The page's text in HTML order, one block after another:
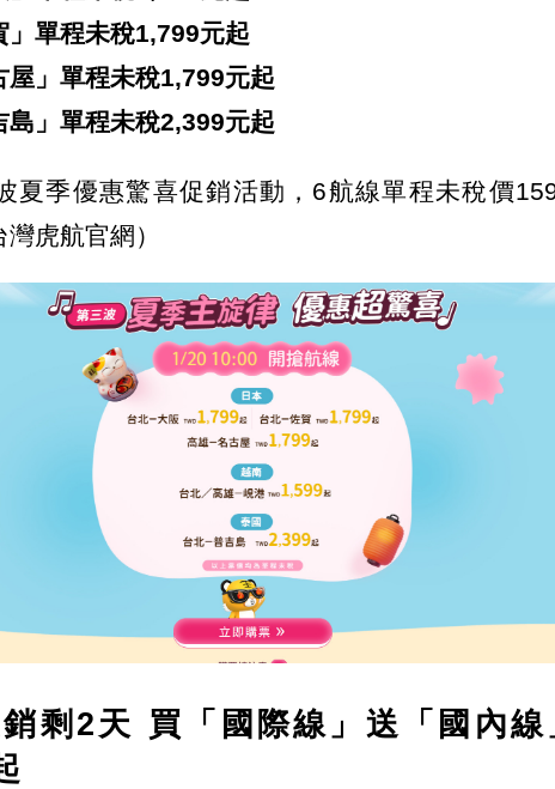
」單程未稅1,799元起
屋」單程未稅1,799元起
島」單程未稅2,399元起
夏季優惠驚喜促銷活動，6航線單程未稅價
灣虎航官網）
剩2天 買「國際線」送「國內線